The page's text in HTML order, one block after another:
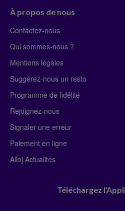
À propos de nous
Contactez-nous
Qui sommes-nous ?
Mentions légales
Suggérez-nous un resto
Programme de fidélité
Rejoignez-nous
Signaler une erreur
Paiement en ligne
Alloj Actualités
Téléchargez